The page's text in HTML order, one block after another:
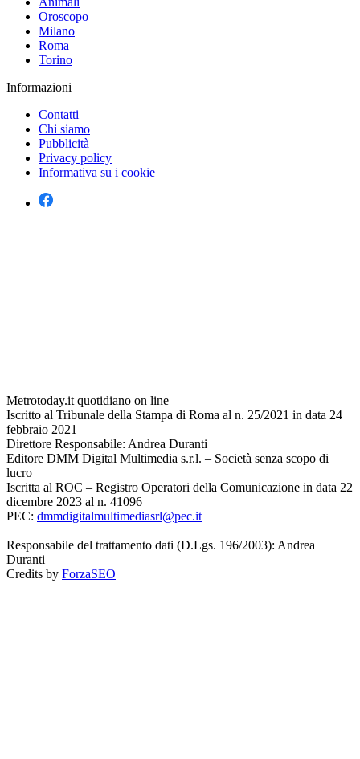
Oroscopo
Milano
Roma
Torino
Informazioni
Contatti
Chi siamo
Pubblicità
Privacy policy
Informativa su i cookie
Metrotoday.it quotidiano on line
Iscritto al Tribunale della Stampa di Roma al n. 25/2021 in data 24
febbraio 2021
Direttore Responsabile: Andrea Duranti
Editore DMM Digital Multimedia s.r.l. – Società senza scopo di
lucro
Iscritta al ROC – Registro Operatori della Comunicazione in data 22
dicembre 2023 al n. 41096
PEC: dmmdigitalmultimediasrl@pec.it
Responsabile del trattamento dati (D.Lgs. 196/2003): Andrea
Duranti
Credits by ForzaSEO